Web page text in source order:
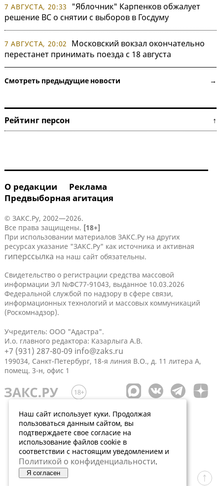
7 АВГУСТА, 20:33
"Яблочник" Карпенков обжалует
решение ВС о снятии с выборов в Госдуму
7 АВГУСТА, 20:02
Московский вокзал окончательно
перестанет принимать поезда с 18 августа
Смотреть предыдущие новости →
Рейтинг персон ↑
О редакции
Реклама
Предвыборная агитация
© ЗАКС.Ру, 2002—2026.
Все права защищены. [18+]
При использовании материалов ЗАКС.Ру на других
ресурсах указание "ЗАКС.Ру" как источника и активная
гиперссылка на наш сайт обязательны.
Свидетельство о регистрации средства массовой
информации ЭЛ №ФС77-91043, выданное 10.03.2026
Федеральной службой по надзору в сфере связи,
информационных технологий и массовых коммуникаций
(Роскомнадзор).
Учредитель: ООО "Адастра".
И.о. главного редактора: Казарлыга А.В.
+7 (931) 287-80-09 info@zaks.ru
199034, Санкт-Петербург, 18-я линия В.О., д. 11 литера А,
помещ. 3-н, офис 1
Наш сайт использует куки. Продолжая
пользоваться данным сайтом, вы
подтверждаете свое согласие на
использование файлов cookie в
соответствии с настоящим уведомлением и
Политикой о конфиденциальности.
Я согласен